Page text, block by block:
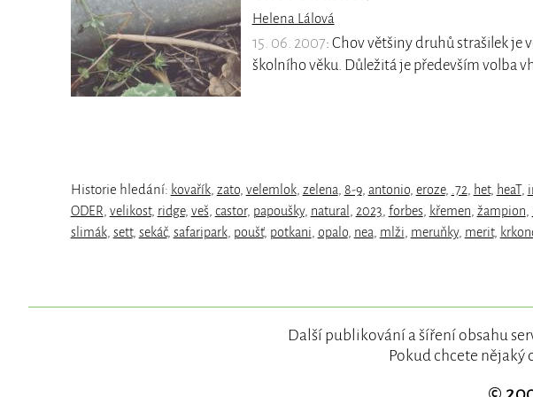
Helena Lálová
15. 06. 2007: Chov většiny druhů strašilek je
školního věku. Důležitá je především volba
Historie hledání: kovařík, zato, velemlok, zelena 8-9, antonio, eroze, .72 het, heaT,
ODER velikost, ridge, veš castor, papoušky, natural 2023 forbes křemen žampion
slimák, sett, sekáč, safaripark, poušť, potkani opalo, nea mlži meruňky, merit,
Další publikování a šíření obsahu
Pokud chcete nějaký